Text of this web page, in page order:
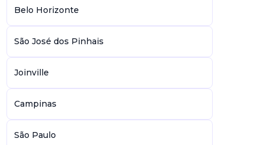
Belo Horizonte
São José dos Pinhais
Joinville
Campinas
São Paulo